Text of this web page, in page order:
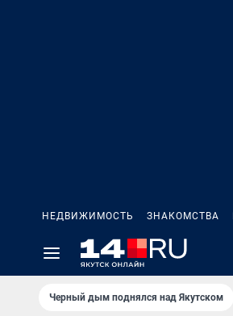
НЕДВИЖИМОСТЬ ЗНАКОМСТВА
Черный дым поднялся над Якутском